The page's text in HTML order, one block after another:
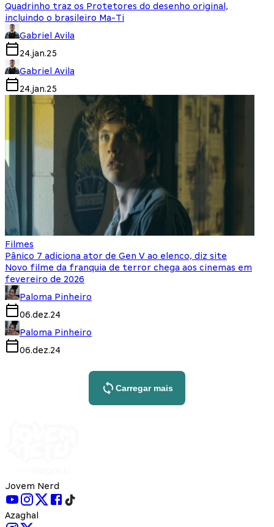
Quadrinho traz os Protetores do desenho original,
incluindo o brasileiro Ma-Ti
Gabriel Avila
24.jan.25
Gabriel Avila
24.jan.25
Filmes
Pânico 7 adiciona ator de Gen V ao elenco, diz site
Novo filme da franquia de terror chega aos cinemas em
fevereiro de 2026
Paloma Pinheiro
06.dez.24
Paloma Pinheiro
06.dez.24
Carregar mais
Jovem Nerd
Azaghal